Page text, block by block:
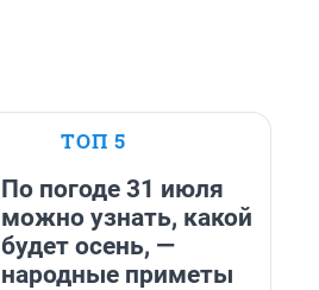
ТОП 5
По погоде 31 июля
можно узнать, какой
будет осень, —
народные приметы